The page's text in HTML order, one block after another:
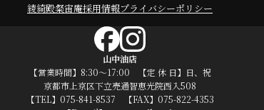
綾綺殿粲宙庵採用情報プライバシーポリシー
山中油店
【営業時間】8:30～17:00 【定 休 日】日、祝
京都市上京区下立売通智恵光院西入508
【TEL】075-841-8537 【FAX】075-822-4353